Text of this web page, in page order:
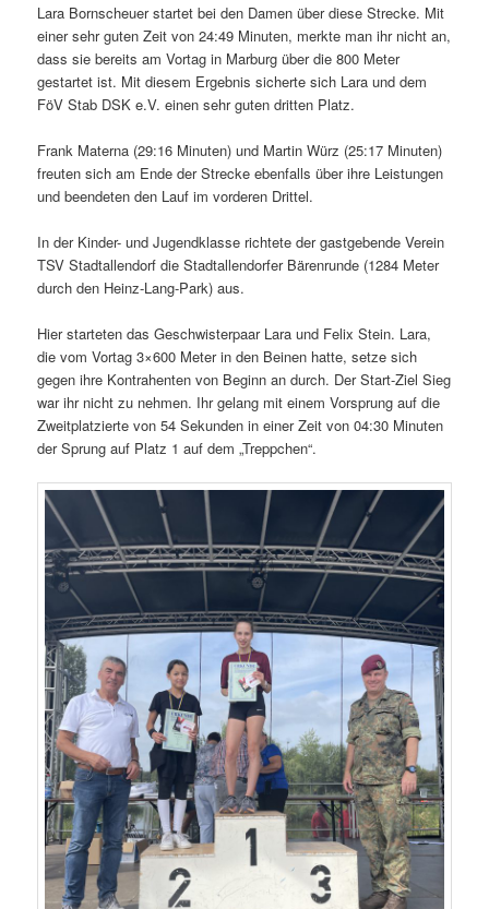
Lara Bornscheuer startet bei den Damen über diese Strecke. Mit
einer sehr guten Zeit von 24:49 Minuten, merkte man ihr nicht an,
dass sie bereits am Vortag in Marburg über die 800 Meter
gestartet ist. Mit diesem Ergebnis sicherte sich Lara und dem
FöV Stab DSK e.V. einen sehr guten dritten Platz.
Frank Materna (29:16 Minuten) und Martin Würz (25:17 Minuten)
freuten sich am Ende der Strecke ebenfalls über ihre Leistungen
und beendeten den Lauf im vorderen Drittel.
In der Kinder- und Jugendklasse richtete der gastgebende Verein
TSV Stadtallendorf die Stadtallendorfer Bärenrunde (1284 Meter
durch den Heinz-Lang-Park) aus.
Hier starteten das Geschwisterpaar Lara und Felix Stein. Lara,
die vom Vortag 3×600 Meter in den Beinen hatte, setze sich
gegen ihre Kontrahenten von Beginn an durch. Der Start-Ziel Sieg
war ihr nicht zu nehmen. Ihr gelang mit einem Vorsprung auf die
Zweitplatzierte von 54 Sekunden in einer Zeit von 04:30 Minuten
der Sprung auf Platz 1 auf dem „Treppchen“.